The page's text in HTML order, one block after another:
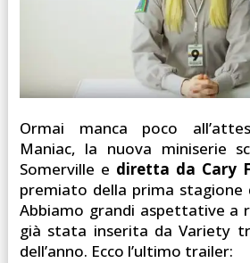
Ormai manca poco
Maniac, la nuova miniserie
Somerville e diretta da Cary
premiato della prima stagione
Abbiamo grandi aspettative a
già stata inserita da Variety
dell’anno. Ecco l’ultimo trailer: